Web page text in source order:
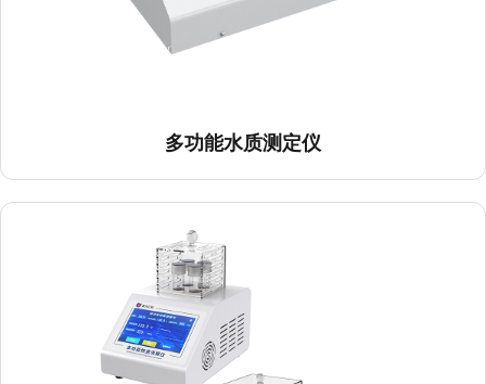
多功能水质测定仪